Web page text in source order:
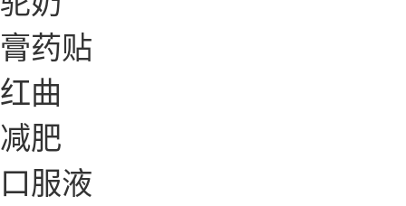
膏药贴
红曲
减肥
口服液